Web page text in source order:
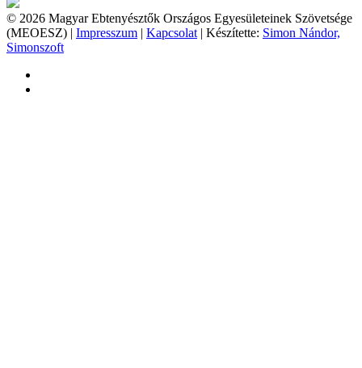
© 2026 Magyar Ebtenyésztők Országos Egyesületeinek Szövetsége
(MEOESZ) | Impresszum | Kapcsolat | Készítette: Simon Nándor,
Simonszoft